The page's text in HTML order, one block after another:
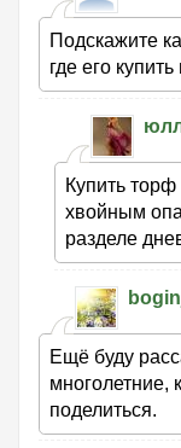
Подскажите
где его
Купить
хвойным
разделе
Ещё буду
многолетние,
поделиться.